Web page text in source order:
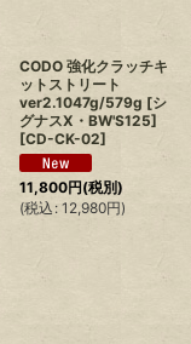
CODO 強化クラッチキ
ットストリート
ver2.1047g/579g [シ
グナスX・BW'S125]
[CD-CK-02]
11,800円(税別)
(税込 : 12,980円)